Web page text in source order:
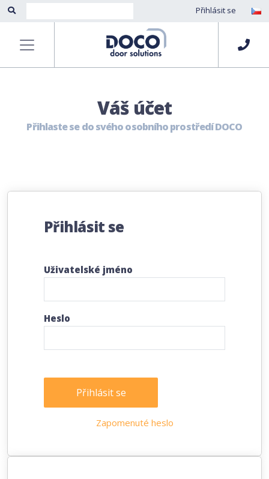
Přihlásit se
Váš účet
Přihlaste se do svého osobního prostředí DOCO
Přihlásit se
Uživatelské jméno
Heslo
Přihlásit se
Zapomenuté heslo